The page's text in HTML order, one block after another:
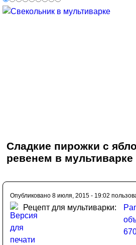
Сладкие пирожки с
ревенем в мультиварке
Опубликовано 8 июля, 2015 - 19:02
Рецепт для мультиварки: